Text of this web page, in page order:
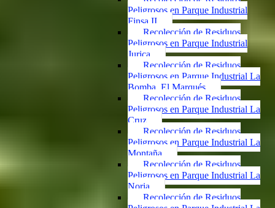
Peligrosos en Parque Industrial
Finsa II
Recolección de Residuos
Peligrosos en Parque Industrial
Jurica
Recolección de Residuos
Peligrosos en Parque Industrial La
Bomba, El Marqués
Recolección de Residuos
Peligrosos en Parque Industrial La
Cruz
Recolección de Residuos
Peligrosos en Parque Industrial La
Montaña
Recolección de Residuos
Peligrosos en Parque Industrial La
Noria
Recolección de Residuos